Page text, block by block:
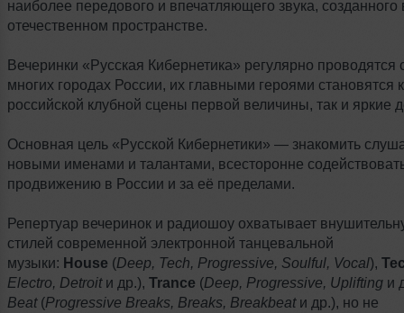
наиболее передового и впечатляющего звука, созданного
отечественном пространстве.
Вечеринки «Русская Кибернетика» регулярно проводятся
многих городах России, их главными героями становятся
российской клубной сцены первой величины, так и яркие
Основная цель «Русской Кибернетики» — знакомить
новыми именами и талантами, всесторонне
продвижению в России и за её пределами.
Репертуар вечеринок и радиошоу охватывает
стилей современной электронной танцевальной
музыки: House (Deep, Tech, Progressive, Soulful, Vocal),
Electro, Detroitи др.), Trance (Deep, Progressive, Uplifting и
Beat(Progressive Breaks, Breaks, Breakbeatи др.), но не